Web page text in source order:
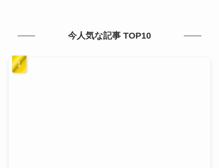
今人気な記事 TOP10